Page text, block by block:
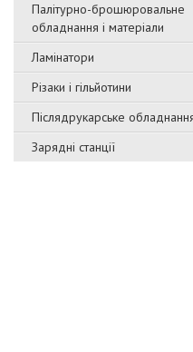
Палітурно-брошюровальне
обладнання і матеріали
Ламінатори
Різаки і гільйотини
Післядрукарське
Зарядні станції